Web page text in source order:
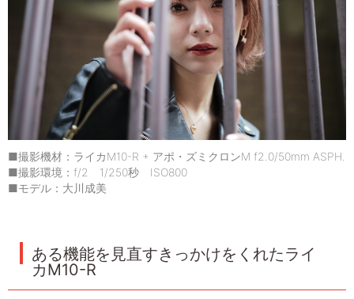
■撮影機材：ライカM10-R + アポ・ズミクロンM f2.0/50mm ASPH.
■撮影環境：f/2 1/250秒 ISO800
■モデル：大川成美
ある機能を見直すきっかけをくれたライ
カM10-R